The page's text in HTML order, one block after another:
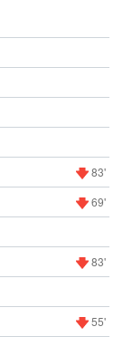
83'
69'
83'
55'